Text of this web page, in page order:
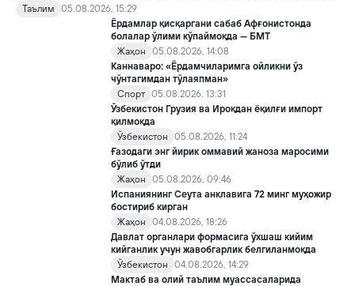
таълим ва ижтимоий хизматлар билан қамраб олиш тизимини
такомиллаштириш бўйича қўшимча чора-тадбирлар
тўғрисида»ги қарори билан инклюзив таълим соҳасида қатор
янги механизмлар жорий этилади.
Таълим
05.08.2026, 15:29
Ёрдамлар қисқаргани сабаб Афғонистонда
болалар ўлими кўпаймоқда — БМТ
Жаҳон
05.08.2026, 14:08
Каннаваро: «Ёрдамчиларимга ойликни ўз
чўнтагимдан тўлаяпман»
Спорт 05.08.2026, 13:31
Ўзбекистон Грузия ва Ироқдан ёқилғи импорт
қилмоқда
Ўзбекистон
05.08.2026, 11:24
Ғазодаги энг йирик оммавий жаноза маросими
бўлиб ўтди
Жаҳон
05.08.2026, 09:46
Испаниянинг Сеута анклавига 72 минг муҳожир
бостириб кирган
Жаҳон
04.08.2026, 18:26
Давлат органлари формасига ўхшаш кийим
кийганлик учун жавобгарлик белгиланмоқда
Ўзбекистон
04.08.2026, 14:29
Мактаб ва олий таълим муассасаларида